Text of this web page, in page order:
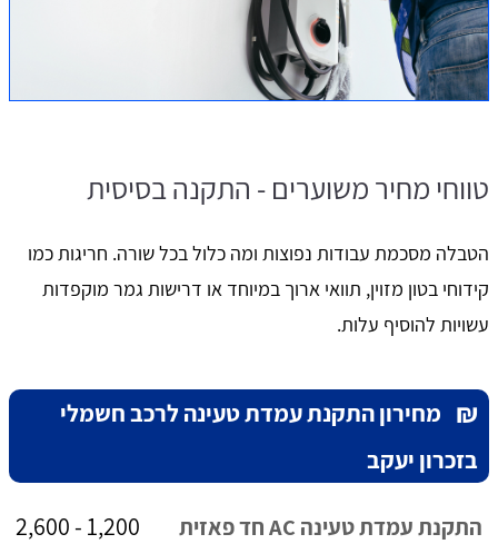
טווחי מחיר משוערים - התקנה בסיסית
הטבלה מסכמת עבודות נפוצות ומה כלול בכל שורה. חריגות כמו
קידוחי בטון מזוין, תוואי ארוך במיוחד או דרישות גמר מוקפדות
עשויות להוסיף עלות.
₪ מחירון התקנת עמדת טעינה לרכב חשמלי
בזכרון יעקב
התקנת עמדת טעינה AC חד פאזית
1,200 - 2,600